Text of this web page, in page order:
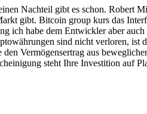
Nachteil gibt es schon. Robert
gibt. Bitcoin group kurs das
ich habe dem Entwickler aber
sind nicht verloren,
Vermögensertrag aus
steht Ihre Investition auf